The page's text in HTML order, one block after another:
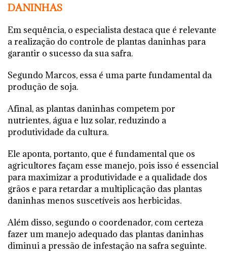
DANINHAS
Em sequência, o especialista destaca que é relevante
a realização do controle de plantas daninhas para
garantir o sucesso da sua safra.
Segundo Marcos, essa é uma parte fundamental da
produção de soja.
Afinal, as plantas daninhas competem por
nutrientes, água e luz solar, reduzindo a
produtividade da cultura.
Ele aponta, portanto, que é fundamental que os
agricultores façam esse manejo, pois isso é essencial
para maximizar a produtividade e a qualidade dos
grãos e para retardar a multiplicação das plantas
daninhas menos suscetíveis aos herbicidas.
Além disso, segundo o coordenador, com certeza
fazer um manejo adequado das plantas daninhas
diminui a pressão de infestação na safra seguinte.